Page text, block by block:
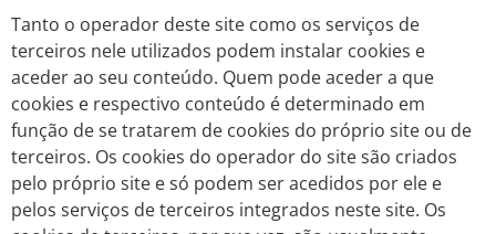
Tanto o operador deste site como os serviços de
terceiros nele utilizados podem instalar cookies e
aceder ao seu conteúdo. Quem pode aceder a que
cookies e respectivo conteúdo é determinado em
função de se tratarem de cookies do próprio site ou de
terceiros. Os cookies do operador do site são criados
pelo próprio site e só podem ser acedidos por ele e
pelos serviços de terceiros integrados neste site. Os